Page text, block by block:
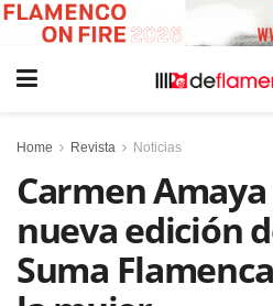
Home Revista Noticias
Carmen
nueva edición
Suma